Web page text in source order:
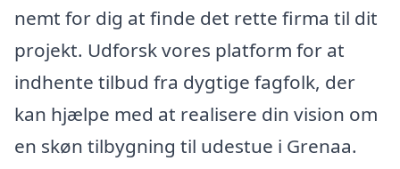
nemt for dig at finde det rette firma til dit
projekt. Udforsk vores platform for at
indhente tilbud fra dygtige fagfolk, der
kan hjælpe med at realisere din vision om
en skøn tilbygning til udestue i Grenaa.